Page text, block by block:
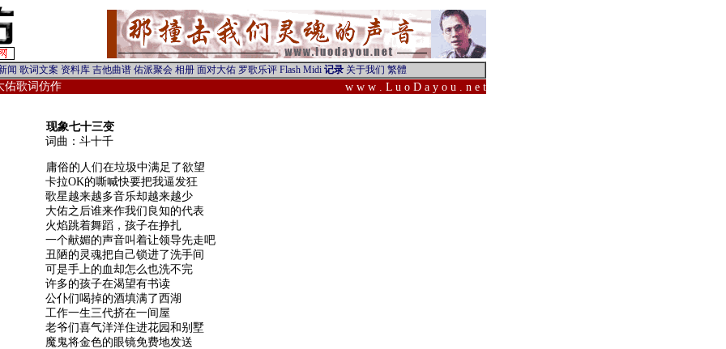
佑歌词仿作 w w w . L u o D a y o u . n e t
现象七十三变
词曲：斗十千
庸俗的人们在垃圾中满足了欲望
卡拉OK的嘶喊快要把我逼发狂
歌星越来越多音乐却越来越少
大佑之后谁来作我们良知的代表
火焰跳着舞蹈，孩子在挣扎
一个献媚的声音叫着让领导先走吧
丑陋的灵魂把自己锁进了洗手间
可是手上的血却怎么也洗不完
许多的孩子在渴望有书读
公仆们喝掉的酒填满了西湖
工作一生三代挤在一间屋
老爷们喜气洋洋住进花园和别墅
魔鬼将金色的眼镜免费地发送